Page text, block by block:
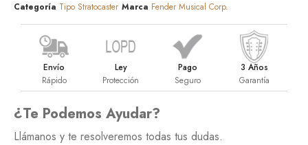
Categoría Tipo Stratocaster Marca Fender Musical Corp.
Envío
Rápido
Ley
Protección
Pago
Seguro
3 Años
Garantía
¿Te Podemos Ayudar?
Llámanos y te resolveremos todas tus dudas.